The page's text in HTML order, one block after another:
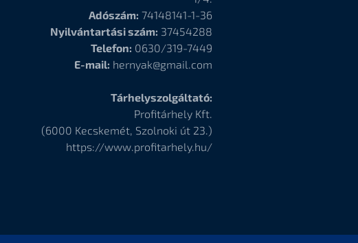
Adószám: 74148141-1-36
Nyilvántartási szám: 37454288
Telefon: 0630/319-7449
E-mail: hernyak@gmail.com
Tárhelyszolgáltató:
Profitárhely Kft.
(6000 Kecskemét, Szolnoki út 23.)
https://www.profitarhely.hu/